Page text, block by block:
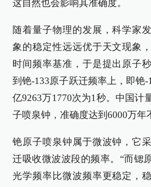
这自然也会影响其准确度。
随着量子物理的发展，科学家
象的稳定性远远优于天文现象
时间频率基准，于是提出原子
到铯-133原子跃迁频率上，即铯-
亿9263万1770次为1秒。中国计
子喷泉钟，准确度达到6000万年
铯原子喷泉钟属于微波钟，它
迁吸收微波波段的频率。“而锶
光学频率比微波频率更稳定，